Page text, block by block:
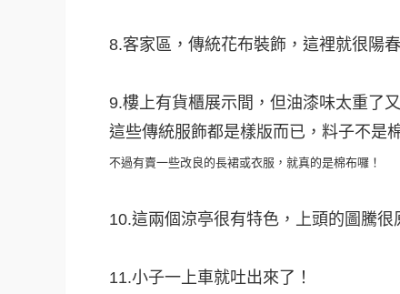
8.客家區，傳統花布裝飾，這裡就很陽
9.樓上有貨櫃展示間，但油漆味太重了
這些傳統服飾都是樣版而已，料子不是
不過有賣一些改良的長裙或衣服，就真的是棉布囉！
10.這兩個涼亭很有特色，上頭的圖騰很
11.小子一上車就吐出來了！